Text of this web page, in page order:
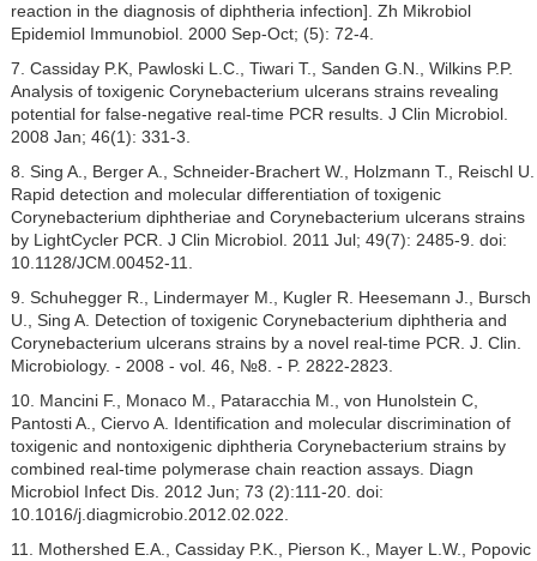
reaction in the diagnosis of diphtheria infection]. Zh Mikrobiol
Epidemiol Immunobiol. 2000 Sep-Oct; (5): 72-4.
7. Cassiday P.K, Pawloski L.C., Tiwari Т., Sanden G.N., Wilkins P.P.
Analysis of toxigenic Corynebacterium ulcerans strains revealing
potential for false-negative real-time PCR results. J Clin Microbiol.
2008 Jan; 46(1): 331-3.
8. Sing A., Berger A., Schneider-Brachert W., Holzmann Т., Reischl U.
Rapid detection and molecular differentiation of toxigenic
Corynebacterium diphtheriae and Corynebacterium ulcerans strains
by LightCycler PCR. J Clin Microbiol. 2011 Jul; 49(7): 2485-9. doi:
10.1128/JCM.00452-11.
9. Schuhegger R., Lindermayer M., Kugler R. Heesemann J., Bursch
U., Sing A. Detection of toxigenic Corynebacterium diphtheria and
Corynebacterium ulcerans strains by a novel real-time PCR. J. Clin.
Microbiology. - 2008 - vol. 46, №8. - P. 2822-2823.
10. Mancini F., Monaco M., Pataracchia M., von Hunolstein C,
Pantosti A., Ciervo A. Identification and molecular discrimination of
toxigenic and nontoxigenic diphtheria Corynebacterium strains by
combined real-time polymerase chain reaction assays. Diagn
Microbiol Infect Dis. 2012 Jun; 73 (2):111-20. doi:
10.1016/j.diagmicrobio.2012.02.022.
11. Mothershed E.A., Cassiday P.K., Pierson K., Mayer L.W., Popovic